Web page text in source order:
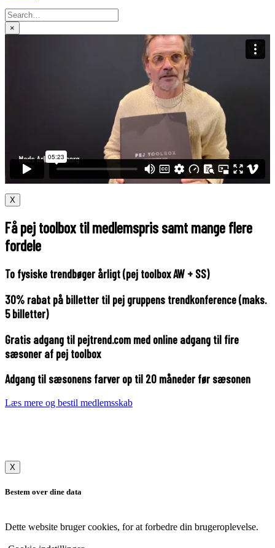
×
X
Få pej toolbox til medlemspris samt mange flere
fordele
To fysiske trendbøger årligt (pej toolbox AW + SS)
30% rabat på billetter til pej gruppens trendkonference (maks.
5 billetter)
Gratis adgang til pejtrend.com med online adgang til fire
sæsoner af pej toolbox
Adgang til sæsonens farver op til 20 måneder før sæsonen
Læs mere og bestil medlemsskab
X
Bestem over dine data
Dette website bruger cookies, for at forbedre din brugeroplevelse.